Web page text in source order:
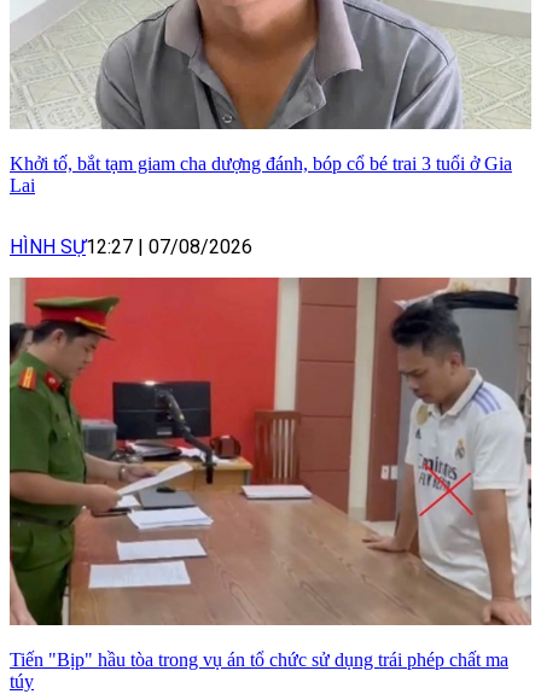
Khởi tố, bắt tạm giam cha dượng đánh, bóp cổ bé trai 3 tuổi ở Gia
Lai
HÌNH SỰ12:27 | 07/08/2026
Tiến "Bịp" hầu tòa trong vụ án tổ chức sử dụng trái phép chất ma
túy